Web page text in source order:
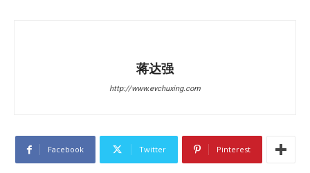
蒋达强
http://www.evchuxing.com
Facebook Twitter Pinterest